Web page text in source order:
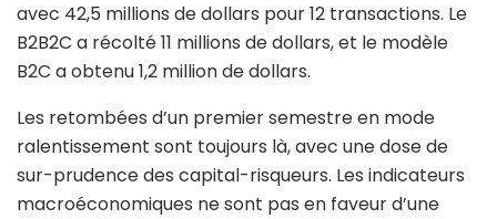
avec 42,5 millions de dollars pour 12 transactions. Le
B2B2C a récolté 11 millions de dollars, et le modèle
B2C a obtenu 1,2 million de dollars.
Les retombées d’un premier semestre en mode
ralentissement sont toujours là, avec une dose de
sur-prudence des capital-risqueurs. Les indicateurs
macroéconomiques ne sont pas en faveur d’une